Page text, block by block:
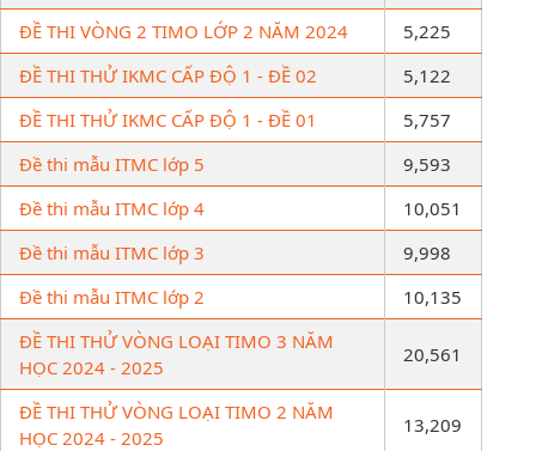
ĐỀ THI VÒNG 2 TIMO LỚP 2 NĂM 2024
5,225
ĐỀ THI THỬ IKMC CẤP ĐỘ 1 - ĐỀ 02
5,122
ĐỀ THI THỬ IKMC CẤP ĐỘ 1 - ĐỀ 01
5,757
Đề thi mẫu ITMC lớp 5
9,593
Đề thi mẫu ITMC lớp 4
10,051
Đề thi mẫu ITMC lớp 3
9,998
Đề thi mẫu ITMC lớp 2
10,135
ĐỀ THI THỬ VÒNG LOẠI TIMO 3 NĂM
HỌC 2024 - 2025
20,561
ĐỀ THI THỬ VÒNG LOẠI TIMO 2 NĂM
HỌC 2024 - 2025
13,209